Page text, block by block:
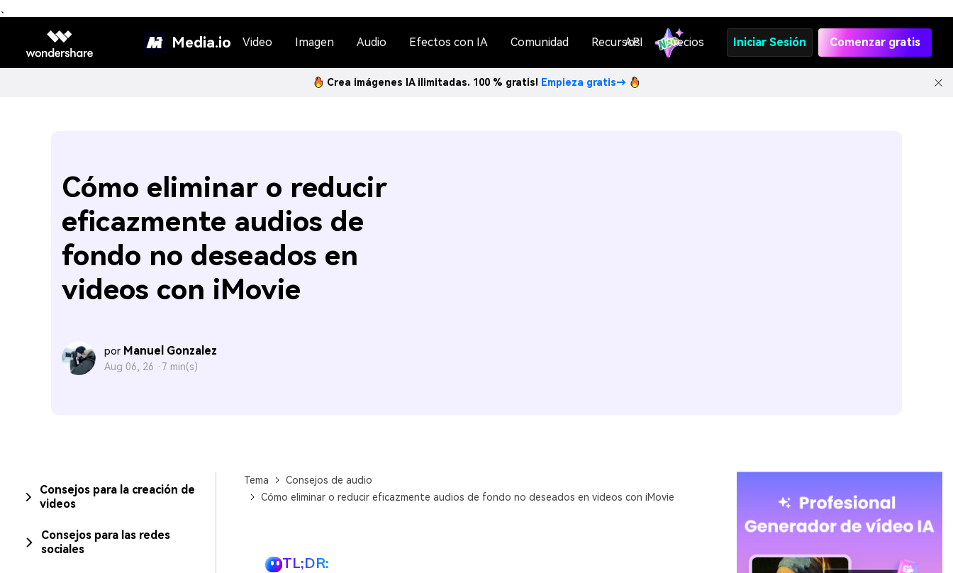
、
Media.io Video Imagen Audio Efectos con IA Comunidad Recursos
API Precios Iniciar Sesión Comenzar gratis
Crea imágenes IA ilimitadas. 100 % gratis! Empieza gratis→
Cómo eliminar o reducir
eficazmente audios de
fondo no deseados en
videos con iMovie
por Manuel Gonzalez
Aug 06, 26 · 7 min(s)
Consejos para la creación de
videos
Consejos para las redes
sociales
Tema
Consejos de audio
Cómo eliminar o reducir eficazmente audios de fondo no deseados en videos con iMovie
TL;DR: